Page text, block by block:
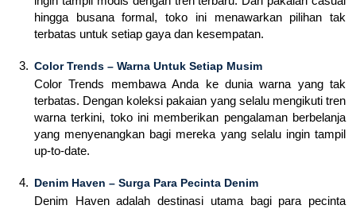
hingga busana formal, toko ini menawarkan pilihan tak
terbatas untuk setiap gaya dan kesempatan.
Color Trends – Warna Untuk Setiap Musim
Color Trends membawa Anda ke dunia warna yang tak
terbatas. Dengan koleksi pakaian yang selalu mengikuti tren
warna terkini, toko ini memberikan pengalaman berbelanja
yang menyenangkan bagi mereka yang selalu ingin tampil
up-to-date.
Denim Haven – Surga Para Pecinta Denim
Denim Haven adalah destinasi utama bagi para pecinta